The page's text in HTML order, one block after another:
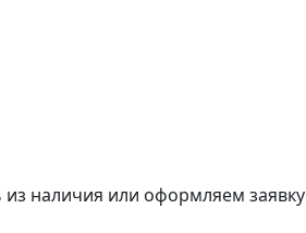
наличия или оформляем заявку